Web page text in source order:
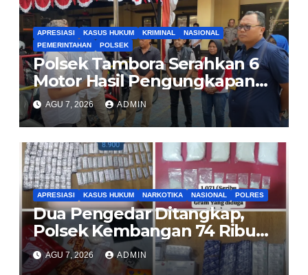
APRESIASI KASUS HUKUM KRIMINAL
NASIONAL
PEMERINTAHAN
POLSEK
Polsek Tambora Serahkan 6
Motor Hasil Pengungkapan
Kasus Curanmor Kepada
Pemilik Yang sah
AGU 7, 2026 ADMIN
APRESIASI KASUS HUKUM NARKOTIKA NASIONAL POLRES
Dua Pengedar Ditangkap,
Polsek Kembangan 74 Ribu
Obat Keras, Sabu Hingga
Puluhan Vape Etomidate
AGU 7, 2026 ADMIN